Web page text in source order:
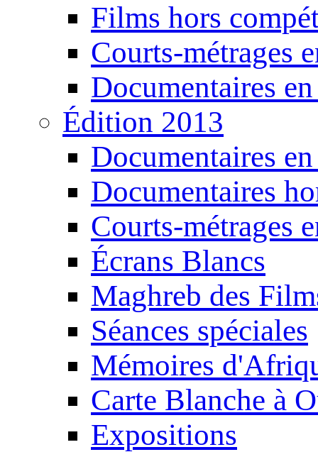
Films hors
Courts-métrages
Documentaires
Édition 2013
Documentaires
Documentaires
Courts-métrages
Écrans Blancs
Maghreb des
Séances spéciales
Mémoires
Carte Blanche à
Expositions